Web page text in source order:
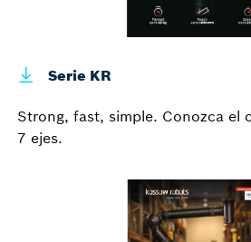
Serie KR
Strong, fast, simple. Conozca el
7 ejes.